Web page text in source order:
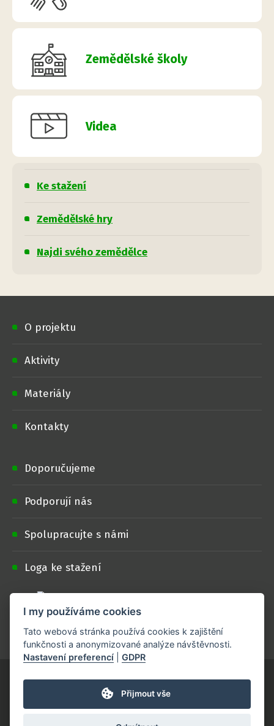
Zemědělské školy
Videa
Ke stažení
Zemědělské hry
Najdi svého zemědělce
O projektu
Aktivity
Materiály
Kontakty
Doporučujeme
Podporují nás
Spolupracujte s námi
Loga ke stažení
Projekt je realizován s finanční podporou
Ministerstva zemědělství
Tvorba webových stránek, Redakční systém & Webdesign by
SUITU
I my používáme cookies
Tato webová stránka používá cookies k zajištění
funkčnosti a anonymizované analýze návštěvnosti.
Nastavení preferencí |GDPR
Přijmout vše